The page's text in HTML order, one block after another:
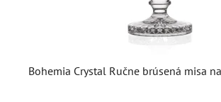
Bohemia Crystal Ručne brúsená misa